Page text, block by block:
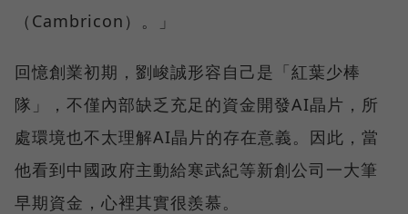
（Cambricon）。」
回憶創業初期，劉峻誠形容自己是「紅葉少棒
隊」，不僅內部缺乏充足的資金開發AI晶片，所
處環境也不太理解AI晶片的存在意義。因此，當
他看到中國政府主動給寒武紀等新創公司一大筆
早期資金，心裡其實很羨慕。